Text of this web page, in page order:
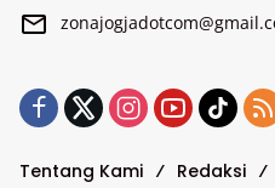
Tentang Kami Redaksi